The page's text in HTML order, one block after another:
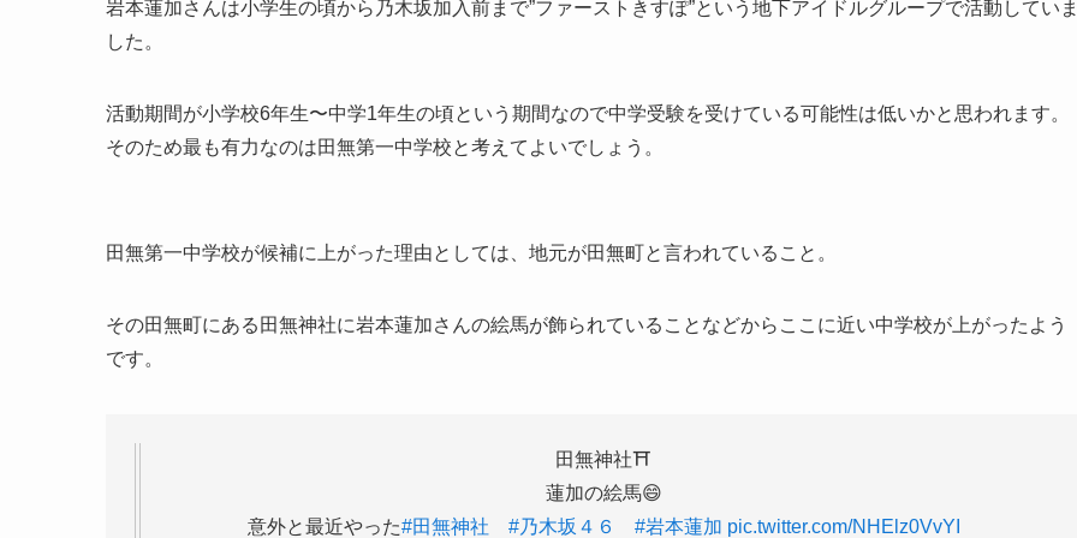
岩本蓮加さんは小学生の頃から乃木坂加入前まで”ファーストきすぽ”という地下アイドルグループで活動してい
した。
活動期間が小学校6年生〜中学1年生の頃という期間なので中学受験を受けている可能性は低いかと思われます。
そのため最も有力なのは田無第一中学校と考えてよいでしょう。
田無第一中学校が候補に上がった理由としては、地元が田無町と言われていること。
その田無町にある田無神社に岩本蓮加さんの絵馬が飾られていることなどからここに近い中学校が上がったよう
です。
田無神社⛩️
蓮加の絵馬😄
意外と最近やった#田無神社 #乃木坂４６ #岩本蓮加 pic.twitter.com/NHElz0VvYI